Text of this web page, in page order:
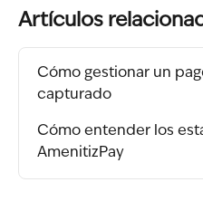
Artículos
Cómo gestionar un
capturado
Cómo entender los
AmenitizPay